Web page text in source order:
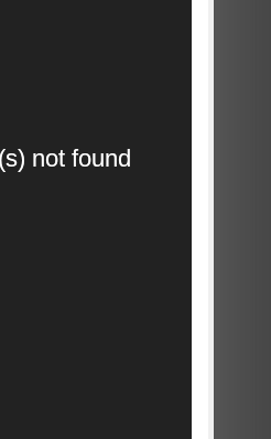
not found